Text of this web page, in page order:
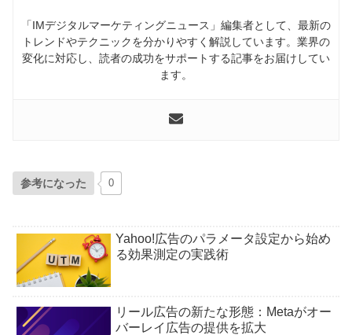
「IMデジタルマーケティングニュース」編集者として、最新の
トレンドやテクニックを分かりやすく解説しています。業界の
変化に対応し、読者の成功をサポートする記事をお届けしてい
ます。
参考になった 0
Yahoo!広告のパラメータ設定から始め
る効果測定の実践術
リール広告の新たな形態：Metaがオー
バーレイ広告の提供を拡大